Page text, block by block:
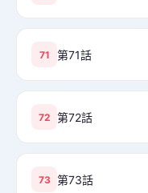
71 第71話
72 第72話
73 第73話